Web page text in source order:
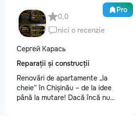
Pro
0,0
nici o recenzie
Сергей Карась
Reparații și construcții
Renovări de apartamente „la
cheie” în Chișinău – de la idee
până la mutare! Dacă încă nu